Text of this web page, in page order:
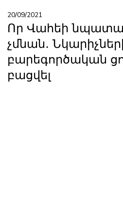
20/09/2021
Որ Վահեի
չմնան․
բարեգործական
բացվել